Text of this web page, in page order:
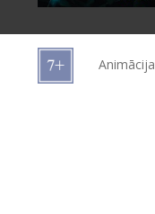
kartes
Animācija